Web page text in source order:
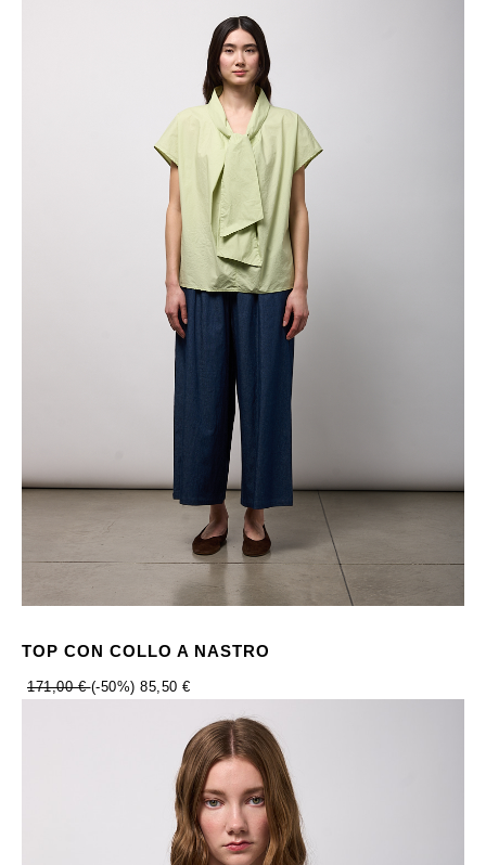
TOP CON COLLO A NASTRO
171,00 €(-50%) 85,50 €